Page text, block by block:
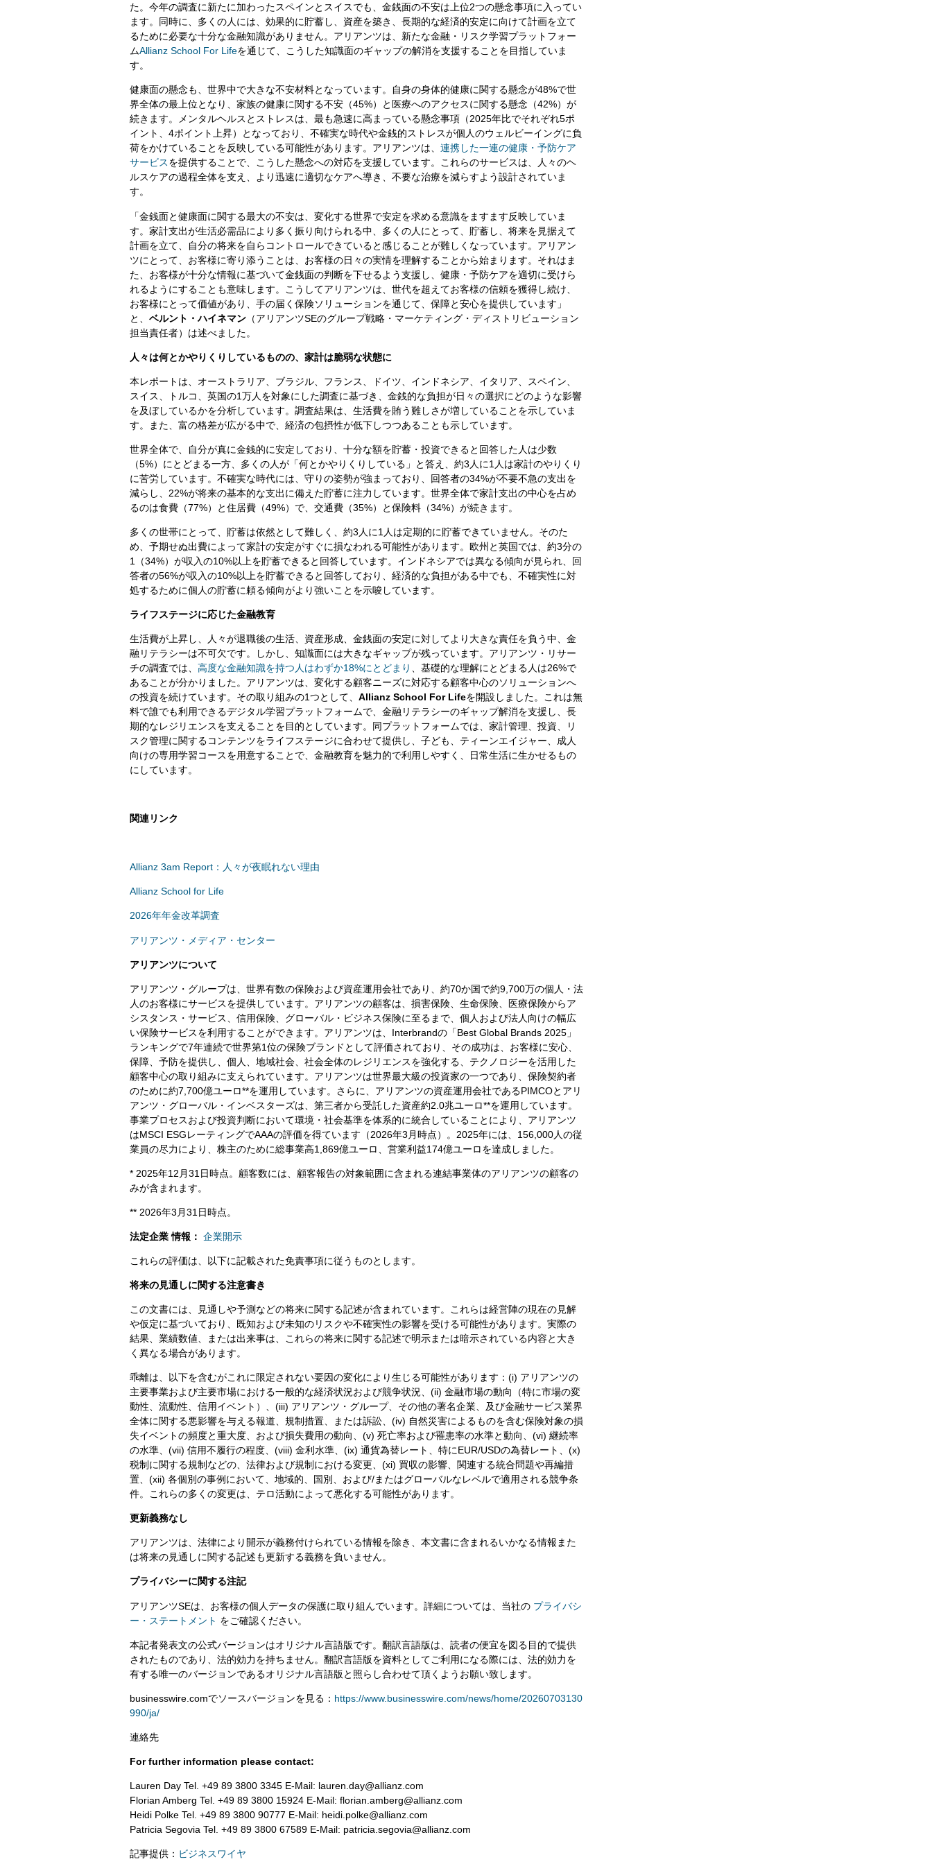
た。今年の調査に新たに加わったスペインとスイスでも、金銭面の不安は上位2つの懸念事項に入ってい
ます。同時に、多くの人には、効果的に貯蓄し、資産を築き、長期的な経済的安定に向けて計画を立て
るために必要な十分な金融知識がありません。アリアンツは、新たな金融・リスク学習プラットフォー
ムAllianz School For Lifeを通じて、こうした知識面のギャップの解消を支援することを目指していま
す。
健康面の懸念も、世界中で大きな不安材料となっています。自身の身体的健康に関する懸念が48%で世
界全体の最上位となり、家族の健康に関する不安（45%）と医療へのアクセスに関する懸念（42%）が
続きます。メンタルヘルスとストレスは、最も急速に高まっている懸念事項（2025年比でそれぞれ5ポ
イント、4ポイント上昇）となっており、不確実な時代や金銭的ストレスが個人のウェルビーイングに負
荷をかけていることを反映している可能性があります。アリアンツは、 連携した一連の健康・予防ケア
サービスを提供することで、こうした懸念への対応を支援しています。これらのサービスは、人々のヘ
ルスケアの過程全体を支え、より迅速に適切なケアへ導き、不要な治療を減らすよう設計されていま
す。
「金銭面と健康面に関する最大の不安は、変化する世界で安定を求める意識をますます反映していま
す。家計支出が生活必需品により多く振り向けられる中、多くの人にとって、貯蓄し、将来を見据えて
計画を立て、自分の将来を自らコントロールできていると感じることが難しくなっています。アリアン
ツにとって、お客様に寄り添うことは、お客様の日々の実情を理解することから始まります。それはま
た、お客様が十分な情報に基づいて金銭面の判断を下せるよう支援し、健康・予防ケアを適切に受けら
れるようにすることも意味します。こうしてアリアンツは、世代を超えてお客様の信頼を獲得し続け、
お客様にとって価値があり、手の届く保険ソリューションを通じて、保障と安心を提供しています」
と、 ベルント・ハイネマン （アリアンツSEのグループ戦略・マーケティング・ディストリビューション
担当責任者）は述べました。
人々は何とかやりくりしているものの、家計は脆弱な状態に
本レポートは、オーストラリア、ブラジル、フランス、ドイツ、インドネシア、イタリア、スペイン、
スイス、トルコ、英国の1万人を対象にした調査に基づき、金銭的な負担が日々の選択にどのような影響
を及ぼしているかを分析しています。調査結果は、生活費を賄う難しさが増していることを示していま
す。また、富の格差が広がる中で、経済の包摂性が低下しつつあることも示しています。
世界全体で、自分が真に金銭的に安定しており、十分な額を貯蓄・投資できると回答した人は少数
（5%）にとどまる一方、多くの人が「何とかやりくりしている」と答え、約3人に1人は家計のやりくり
に苦労しています。不確実な時代には、守りの姿勢が強まっており、回答者の34%が不要不急の支出を
減らし、22%が将来の基本的な支出に備えた貯蓄に注力しています。世界全体で家計支出の中心を占め
るのは食費（77%）と住居費（49%）で、交通費（35%）と保険料（34%）が続きます。
多くの世帯にとって、貯蓄は依然として難しく、約3人に1人は定期的に貯蓄できていません。そのた
め、予期せぬ出費によって家計の安定がすぐに損なわれる可能性があります。欧州と英国では、約3分の
1（34%）が収入の10%以上を貯蓄できると回答しています。インドネシアでは異なる傾向が見られ、回
答者の56%が収入の10%以上を貯蓄できると回答しており、経済的な負担がある中でも、不確実性に対
処するために個人の貯蓄に頼る傾向がより強いことを示唆しています。
ライフステージに応じた金融教育
生活費が上昇し、人々が退職後の生活、資産形成、金銭面の安定に対してより大きな責任を負う中、金
融リテラシーは不可欠です。しかし、知識面には大きなギャップが残っています。アリアンツ・リサー
チの調査では、 高度な金融知識を持つ人はわずか18%にとどまり
、基礎的な理解にとどまる人は26%で
あることが分かりました。アリアンツは、変化する顧客ニーズに対応する顧客中心のソリューションへ
の投資を続けています。その取り組みの1つとして、 Allianz School For Lifeを開設しました。これは無
料で誰でも利用できるデジタル学習プラットフォームで、金融リテラシーのギャップ解消を支援し、長
期的なレジリエンスを支えることを目的としています。同プラットフォームでは、家計管理、投資、リ
スク管理に関するコンテンツをライフステージに合わせて提供し、子ども、ティーンエイジャー、成人
向けの専用学習コースを用意することで、金融教育を魅力的で利用しやすく、日常生活に生かせるもの
にしています。
関連リンク
Allianz 3am Report：人々が夜眠れない理由
Allianz School for Life
2026年年金改革調査
アリアンツ・メディア・センター
アリアンツについて
アリアンツ・グループは、世界有数の保険および資産運用会社であり、約70か国で約9,700万の個人・法
人のお客様にサービスを提供しています。アリアンツの顧客は、損害保険、生命保険、医療保険からア
シスタンス・サービス、信用保険、グローバル・ビジネス保険に至るまで、個人および法人向けの幅広
い保険サービスを利用することができます。アリアンツは、Interbrandの「Best Global Brands 2025」
ランキングで7年連続で世界第1位の保険ブランドとして評価されており、その成功は、お客様に安心、
保障、予防を提供し、個人、地域社会、社会全体のレジリエンスを強化する、テクノロジーを活用した
顧客中心の取り組みに支えられています。アリアンツは世界最大級の投資家の一つであり、保険契約者
のために約7,700億ユーロ**を運用しています。さらに、アリアンツの資産運用会社であるPIMCOとアリ
アンツ・グローバル・インベスターズは、第三者から受託した資産約2.0兆ユーロ**を運用しています。
事業プロセスおよび投資判断において環境・社会基準を体系的に統合していることにより、アリアンツ
はMSCI ESGレーティングでAAAの評価を得ています（2026年3月時点）。2025年には、156,000人の従
業員の尽力により、株主のために総事業高1,869億ユーロ、営業利益174億ユーロを達成しました。
* 2025年12月31日時点。顧客数には、顧客報告の対象範囲に含まれる連結事業体のアリアンツの顧客の
みが含まれます。
** 2026年3月31日時点。
法定企業 情報： 企業開示
これらの評価は、以下に記載された免責事項に従うものとします。
将来の見通しに関する注意書き
この文書には、見通しや予測などの将来に関する記述が含まれています。これらは経営陣の現在の見解
や仮定に基づいており、既知および未知のリスクや不確実性の影響を受ける可能性があります。実際の
結果、業績数値、または出来事は、これらの将来に関する記述で明示または暗示されている内容と大き
く異なる場合があります。
乖離は、以下を含むがこれに限定されない要因の変化により生じる可能性があります：(i) アリアンツの
主要事業および主要市場における一般的な経済状況および競争状況、(ii) 金融市場の動向（特に市場の変
動性、流動性、信用イベント）、(iii) アリアンツ・グループ、その他の著名企業、及び金融サービス業界
全体に関する悪影響を与える報道、規制措置、または訴訟、(iv) 自然災害によるものを含む保険対象の損
失イベントの頻度と重大度、および損失費用の動向、(v) 死亡率および罹患率の水準と動向、(vi) 継続率
の水準、(vii) 信用不履行の程度、(viii) 金利水準、(ix) 通貨為替レート、特にEUR/USDの為替レート、(x)
税制に関する規制などの、法律および規制における変更、(xi) 買収の影響、関連する統合問題や再編措
置、(xii) 各個別の事例において、地域的、国別、および/またはグローバルなレベルで適用される競争条
件。これらの多くの変更は、テロ活動によって悪化する可能性があります。
更新義務なし
アリアンツは、法律により開示が義務付けられている情報を除き、本文書に含まれるいかなる情報また
は将来の見通しに関する記述も更新する義務を負いません。
プライバシーに関する注記
アリアンツSEは、お客様の個人データの保護に取り組んでいます。詳細については、当社の プライバシ
ー・ステートメント をご確認ください。
本記者発表文の公式バージョンはオリジナル言語版です。翻訳言語版は、読者の便宜を図る目的で提供
されたものであり、法的効力を持ちません。翻訳言語版を資料としてご利用になる際には、法的効力を
有する唯一のバージョンであるオリジナル言語版と照らし合わせて頂くようお願い致します。
businesswire.comでソースバージョンを見る： https://www.businesswire.com/news/home/20260703130
990/ja/
連絡先
For further information please contact:
Lauren Day Tel. +49 89 3800 3345 E-Mail: lauren.day@allianz.com
Florian Amberg Tel. +49 89 3800 15924 E-Mail: florian.amberg@allianz.com
Heidi Polke Tel. +49 89 3800 90777 E-Mail: heidi.polke@allianz.com
Patricia Segovia Tel. +49 89 3800 67589 E-Mail: patricia.segovia@allianz.com
記事提供： ビジネスワイヤ